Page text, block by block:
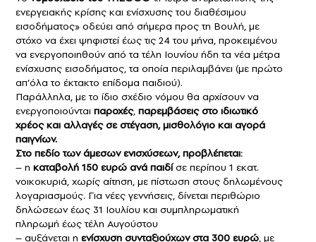
ενεργειακής κρίσης και ενίσχυσης του διαθέσιμου
εισοδήματος» οδεύει από σήμερα προς τη Βουλή, με
στόχο να έχει ψηφιστεί έως τις 24 του μήνα, προκειμένου
να ενεργοποιηθούν από τα τέλη Ιουνίου ήδη τα νέα μέτρα
ενίσχυσης εισοδήματος, τα οποία περιλαμβάνει (με πρώτο
απ’όλα το έκτακτο επίδομα παιδιού).
Παράλληλα, με το ίδιο σχέδιο νόμου θα αρχίσουν να
ενεργοποιούνται παροχές, παρεμβάσεις στο ιδιωτικό
χρέος και αλλαγές σε στέγαση, μισθολόγιο και αγορά
παιγνίων.
Στο πεδίο των άμεσων ενισχύσεων, προβλέπεται:
– η καταβολή 150 ευρώ ανά παιδίσε περίπου 1 εκατ.
νοικοκυριά, χωρίς αίτηση, με πίστωση στους δηλωμένους
λογαριασμούς. Για νέες γεννήσεις, δίνεται περιθώριο
δηλώσεων έως 31 Ιουλίου και συμπληρωματική
πληρωμή έως τέλη Αυγούστου
– αυξάνεται η ενίσχυση συνταξιούχων στα 300 ευρώ, με